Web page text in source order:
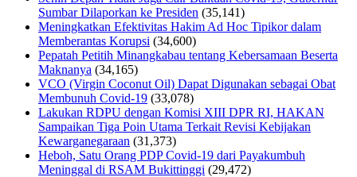
Sumbar Dilaporkan ke Presiden (35,141)
Meningkatkan Efektivitas Hakim Ad Hoc Tipikor dalam
Memberantas Korupsi (34,600)
Pepatah Petitih Minangkabau tentang Kebersamaan Beserta
Maknanya (34,165)
VCO (Virgin Coconut Oil) Dapat Digunakan sebagai Obat
Membunuh Covid-19 (33,078)
Lakukan RDPU dengan Komisi XIII DPR RI, HAKAN
Sampaikan Tiga Poin Utama Terkait Revisi Kebijakan
Kewarganegaraan (31,373)
Heboh, Satu Orang PDP Covid-19 dari Payakumbuh
Meninggal di RSAM Bukittinggi (29,472)